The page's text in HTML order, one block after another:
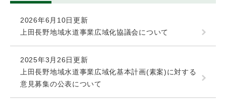
2026年6月10日更新
上田長野地域水道事業広域化協議会について
2025年3月26日更新
上田長野地域水道事業広域化基本計画(素案)に対する
意見募集の公表について